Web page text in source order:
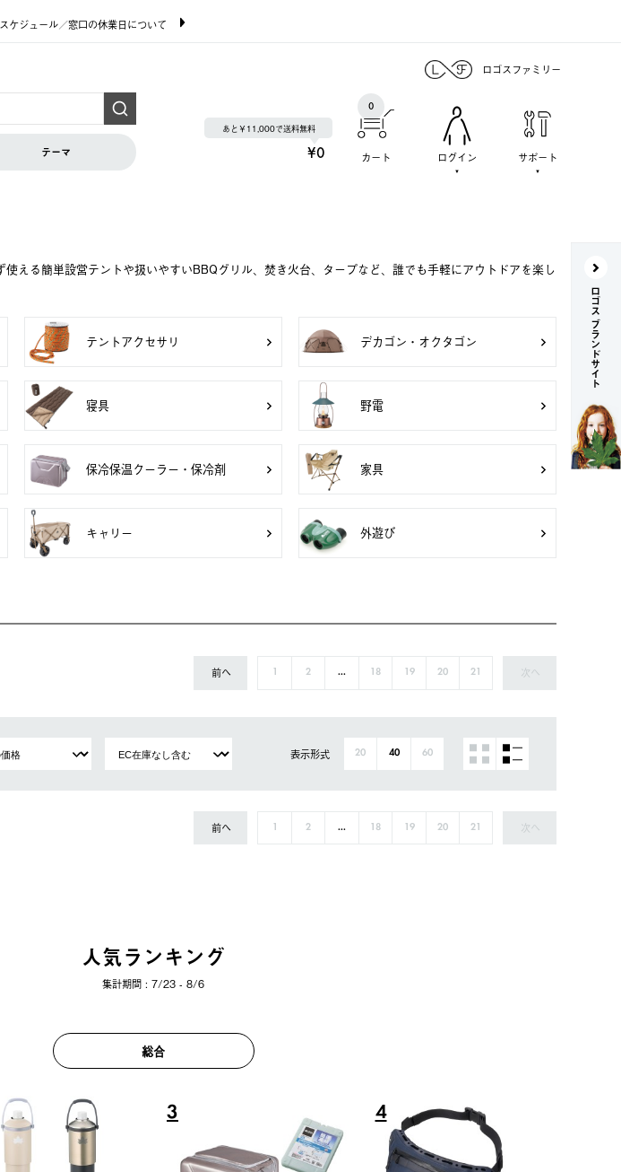
ケジュール／窓口の休業日について
ロゴスファミリー
テーマ
あと￥11,000で送料無料
¥0 カート
0
ログイン サポート
える簡単設営テントや扱いやすいBBQグリル、焚き火台、タープなど、誰でも手軽にアウトドアを楽し
テントアクセサリ デカゴン・オクタゴン
寝具 野電
保冷保温クーラー・保冷剤 家具
キャリー 外遊び
前へ 1 2 ... 18 19 20 21 次へ
表示形式 20 40 60
前へ 2 ... 18 19 20 21 次へ
人気ランキング
集計期間 : 7/23 - 8/6
総合
7 8
ロゴス ブランドサイト